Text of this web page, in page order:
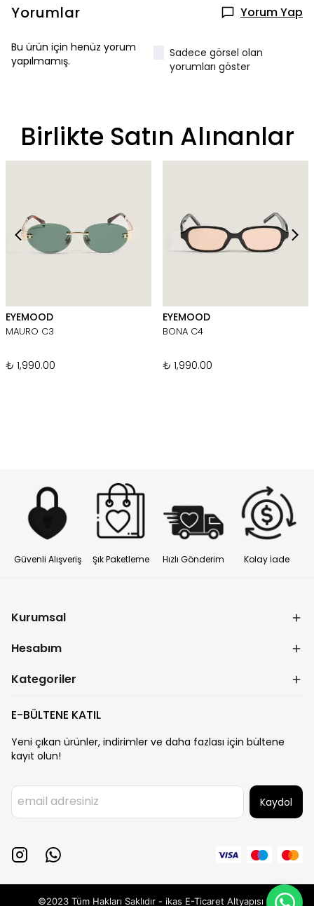
Yorumlar Yorum Yap
Bu ürün için henüz yorum
yapılmamış.
Sadece görsel olan
yorumları göster
Birlikte Satın Alınanlar
EYEMOOD
MAURO C3
₺ 1,990.00
EYEMOOD
BONA C4
₺ 1,990.00
Güvenli Alışveriş Şık Paketleme Hızlı Gönderim Kolay İade
Kurumsal
Hesabım
Kategoriler
E-BÜLTENE KATIL
Yeni çıkan ürünler, indirimler ve daha fazlası için bültene
kayıt olun!
Kaydol
©2023 Tüm Hakları Saklıdır - ikas E-Ticaret Altyapısı ile